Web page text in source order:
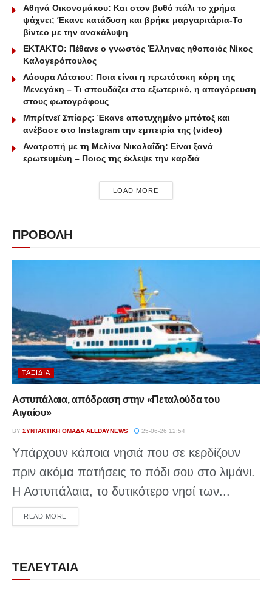
Αθηνά Οικονομάκου: Και στον βυθό πάλι το χρήμα
ψάχνει; Έκανε κατάδυση και βρήκε μαργαριτάρια-To
βίντεο με την ανακάλυψη
ΕΚΤΑΚΤΟ: Πέθανε ο γνωστός Έλληνας ηθοποιός Νίκος
Καλογερόπουλος
Λάουρα Λάτσιου: Ποια είναι η πρωτότοκη κόρη της
Μενεγάκη – Τι σπουδάζει στο εξωτερικό, η απαγόρευση
στους φωτογράφους
Μπρίτνεϊ Σπίαρς: Έκανε αποτυχημένο μπότοξ και
ανέβασε στο Instagram την εμπειρία της (video)
Ανατροπή με τη Μελίνα Νικολαΐδη: Είναι ξανά
ερωτευμένη – Ποιος της έκλεψε την καρδιά
LOAD MORE
ΠΡΟΒΟΛΗ
ΤΑΞΊΔΙΑ
Αστυπάλαια, απόδραση στην «Πεταλούδα του
Αιγαίου»
BY ΣΥΝΤΑΚΤΙΚΉ ΟΜΆΔΑ ALLDAYNEWS 25-06-26 12:54
Υπάρχουν κάποια νησιά που σε κερδίζουν
πριν ακόμα πατήσεις το πόδι σου στο λιμάνι.
Η Αστυπάλαια, το δυτικότερο νησί των...
READ MOREDETAILS
ΤΕΛΕΥΤΑΙΑ